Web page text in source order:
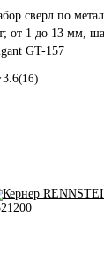
сверл по
от 1 до 13 мм,
GT-157
3.6(16)